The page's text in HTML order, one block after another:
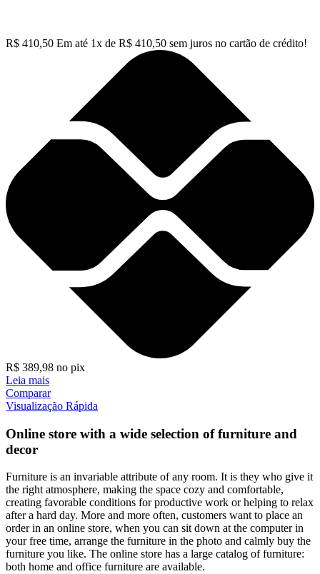
R$ 410,50 Em até 1x de R$ 410,50 sem juros no cartão de crédito!
R$ 389,98 no pix
Leia mais
Comparar
Visualização Rápida
Online store with a wide selection of furniture and
decor
Furniture is an invariable attribute of any room. It is they who give it
the right atmosphere, making the space cozy and comfortable,
creating favorable conditions for productive work or helping to relax
after a hard day. More and more often, customers want to place an
order in an online store, when you can sit down at the computer in
your free time, arrange the furniture in the photo and calmly buy the
furniture you like. The online store has a large catalog of furniture:
both home and office furniture are available.